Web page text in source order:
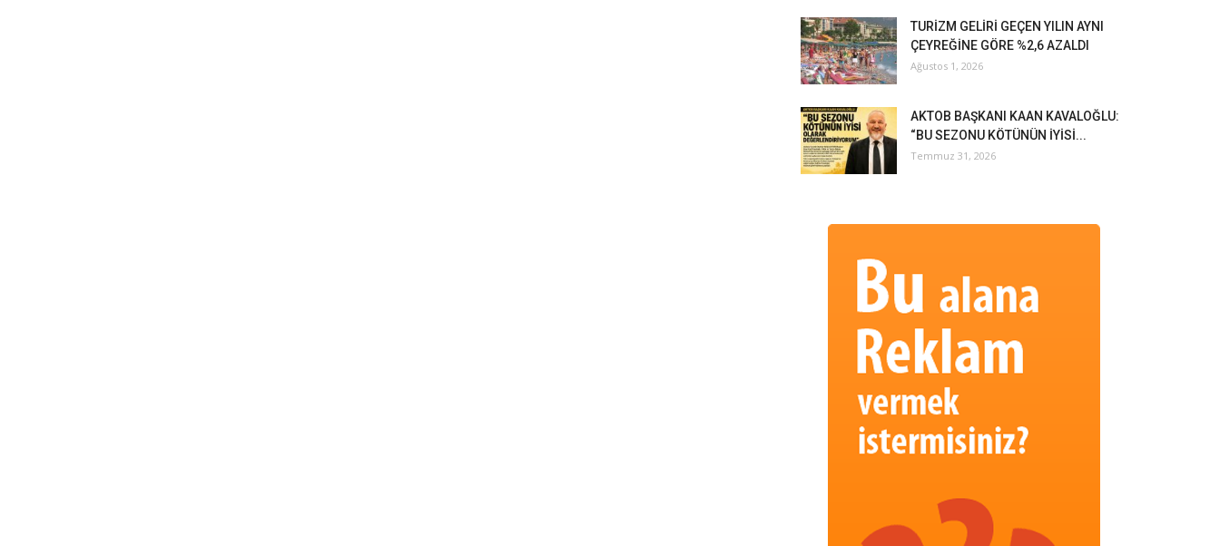
TURİZM GELİRİ GEÇEN YILIN AYNI
ÇEYREĞİNE GÖRE %2,6 AZALDI
Ağustos 1, 2026
AKTOB BAŞKANI KAAN KAVALOĞLU:
“BU SEZONU KÖTÜNÜN İYİSİ...
Temmuz 31, 2026